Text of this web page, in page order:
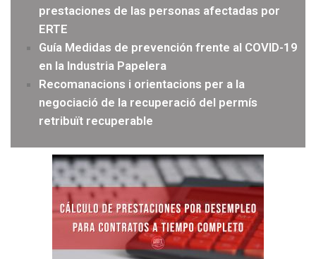
prestaciones de las personas afectadas por
ERTE
Guía Medidas de prevención frente al COVID-19
en la Industria Papelera
Recomanacions i orientacions per a la
negociació de la recuperació del permís
retribuït recuperable